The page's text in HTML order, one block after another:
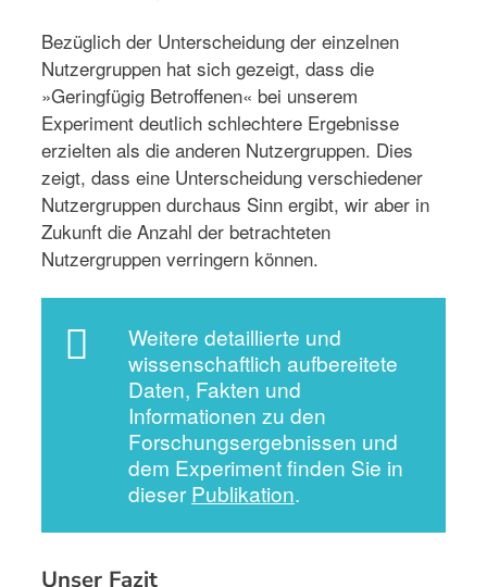
Bezüglich der Unterscheidung der einzelnen
Nutzergruppen hat sich gezeigt, dass die
»Geringfügig Betroffenen« bei unserem
Experiment deutlich schlechtere Ergebnisse
erzielten als die anderen Nutzergruppen. Dies
zeigt, dass eine Unterscheidung verschiedener
Nutzergruppen durchaus Sinn ergibt, wir aber in
Zukunft die Anzahl der betrachteten
Nutzergruppen verringern können.
Weitere detaillierte und
wissenschaftlich aufbereitete
Daten, Fakten und
Informationen zu den
Forschungsergebnissen und
dem Experiment finden Sie in
dieserPublikation.
Unser Fazit